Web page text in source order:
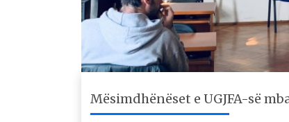
Mësimdhënëset e UGJFA-së